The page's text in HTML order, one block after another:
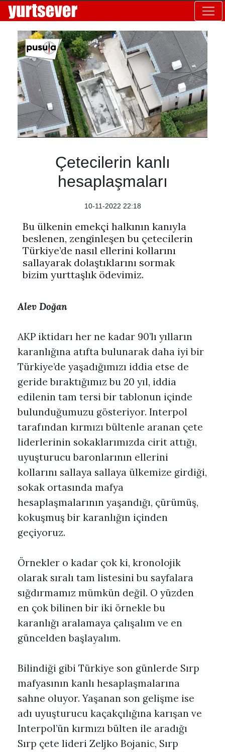
Çetecilerin kanlı
hesaplaşmaları
10-11-2022 22:18
Bu ülkenin emekçi halkının kanıyla
beslenen, zenginleşen bu çetecilerin
Türkiye’de nasıl ellerini kollarını
sallayarak dolaştıklarını sormak
bizim yurttaşlık ödevimiz.
Alev Doğan
AKP iktidarı her ne kadar 90’lı yılların
karanlığına atıfta bulunarak daha iyi bir
Türkiye’de yaşadığımızı iddia etse de
geride bıraktığımız bu 20 yıl, iddia
edilenin tam tersi bir tablonun içinde
bulunduğumuzu gösteriyor. Interpol
tarafından kırmızı bültenle aranan çete
liderlerinin sokaklarımızda cirit attığı,
uyuşturucu baronlarının ellerini
kollarını sallaya sallaya ülkemize girdiği,
sokak ortasında mafya
hesaplaşmalarının yaşandığı, çürümüş,
kokuşmuş bir karanlığın içinden
geçiyoruz.
Örnekler o kadar çok ki, kronolojik
olarak sıralı tam listesini bu sayfalara
sığdırmamız mümkün değil. O yüzden
en çok bilinen bir iki örnekle bu
karanlığı aralamaya çalışalım ve en
güncelden başlayalım.
Bilindiği gibi Türkiye son günlerde Sırp
mafyasının kanlı hesaplaşmalarına
sahne oluyor. Yaşanan son gelişme ise
adı uyuşturucu kaçakçılığına karışan ve
Interpol’ün kırmızı bülten ile aradığı
Sırp çete lideri Zeljko Bojanic, Sırp